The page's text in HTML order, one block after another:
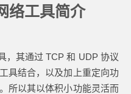
络工具简介
，其通过 TCP 和 UDP 协议
具结合，以及加上重定向功
所以其以体积小功能灵活而